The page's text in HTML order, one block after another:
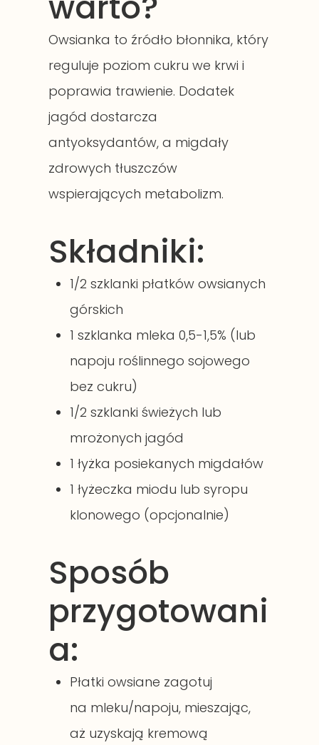
Owsianka to źródło błonnika, który
reguluje poziom cukru we krwi i
poprawia trawienie. Dodatek
jagód dostarcza
antyoksydantów, a migdały
zdrowych tłuszczów
wspierających metabolizm.
Składniki:
1/2 szklanki płatków owsianych
górskich
1 szklanka mleka 0,5-1,5% (lub
napoju roślinnego sojowego
bez cukru)
1/2 szklanki świeżych lub
mrożonych jagód
1 łyżka posiekanych migdałów
1 łyżeczka miodu lub syropu
klonowego (opcjonalnie)
Sposób
przygotowani
a:
Płatki owsiane zagotuj
na mleku/napoju, mieszając,
aż uzyskają kremową